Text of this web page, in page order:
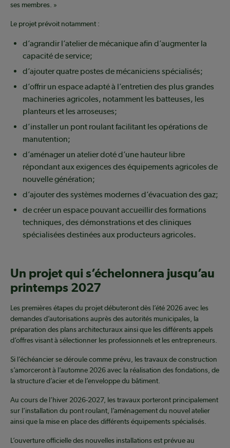
ses membres. »
Le projet prévoit notamment :
d’agrandir l’atelier de mécanique afin d’augmenter la
capacité de service;
d’ajouter quatre postes de mécaniciens spécialisés;
d’offrir un espace adapté à l’entretien des plus grandes
machineries agricoles, notamment les batteuses, les
planteurs et les arroseuses;
d’installer un pont roulant facilitant les opérations de
manutention;
d’aménager un atelier doté d’une hauteur libre
répondant aux exigences des équipements agricoles de
nouvelle génération;
d’ajouter des systèmes modernes d’évacuation des gaz;
de créer un espace pouvant accueillir des formations
techniques, des démonstrations et des cliniques
spécialisées destinées aux producteurs agricoles.
Un projet qui s’échelonnera jusqu’au
printemps 2027
Les premières étapes du projet débuteront dès l’été 2026 avec les
demandes d’autorisations auprès des autorités municipales, la
préparation des plans architecturaux ainsi que les différents appels
d’offres visant à sélectionner les professionnels et les entrepreneurs.
Si l’échéancier se déroule comme prévu, les travaux de construction
s’amorceront à l’automne 2026 avec la réalisation des fondations, de
la structure d’acier et de l’enveloppe du bâtiment.
Au cours de l’hiver 2026-2027, les travaux porteront principalement
sur l’installation du pont roulant, l’aménagement du nouvel atelier
ainsi que la mise en place des différents équipements spécialisés.
L’ouverture officielle des nouvelles installations est prévue au